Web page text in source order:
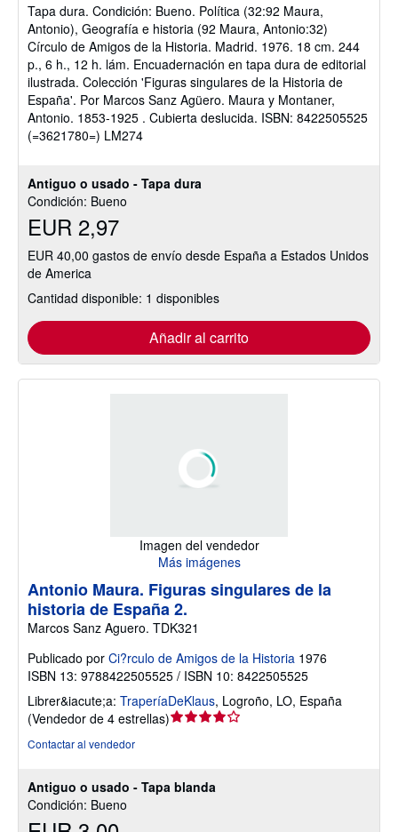
Antiguo o usado - Tapa dura
Condición: Bueno
EUR 2,97
EUR 40,00 gastos de envío desde España a Estados Unidos
de America
Cantidad disponible: 1 disponibles
Añadir al carrito
5
de
5
estrellas
Tapa dura. Condición: Bueno. Política (32:92 Maura,
Antonio), Geografía e historia (92 Maura, Antonio:32)
Círculo de Amigos de la Historia. Madrid. 1976. 18 cm. 244
p., 6 h., 12 h. lám. Encuadernación en tapa dura de editorial
ilustrada. Colección 'Figuras singulares de la Historia de
España'. Por Marcos Sanz Agüero. Maura y Montaner,
Antonio. 1853-1925 . Cubierta deslucida. ISBN: 8422505525
(=3621780=) LM274
Imagen del vendedor
Más imágenes
Antiguo o usado - Tapa blanda
Condición: Bueno
Antonio Maura. Figuras singulares de la
historia de España 2.
Marcos Sanz Aguero. TDK321
Publicado por Ci?rculo de Amigos de la Historia 1976
ISBN 13: 9788422505525 / ISBN 10: 8422505525
Librer&iacute;a: TraperíaDeKlaus, Logroño, LO, España
(Vendedor de 4 estrellas)Calificación
de
Contactar al vendedor